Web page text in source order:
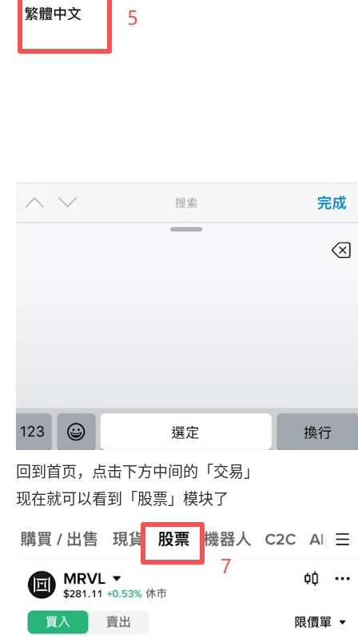
回到首页，点击下方中间的「交易」
现在就可以看到「股票」模块了